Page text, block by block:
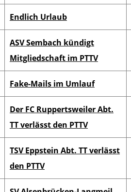
Endlich Urlaub
ASV Sembach kündigt
Mitgliedschaft im PTTV
Fake-Mails im Umlauf
Der FC Ruppertsweiler Abt.
TT verlässt den PTTV
TSV Eppstein Abt. TT verlässt
den PTTV